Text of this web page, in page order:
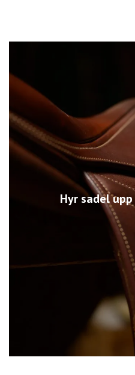
Hyr sadel